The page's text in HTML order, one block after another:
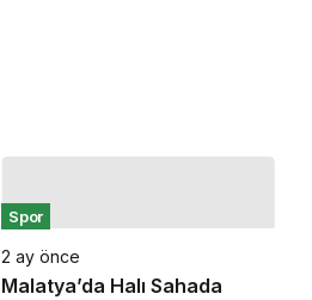
Spor
2 ay önce
Malatya’da Halı Sahada